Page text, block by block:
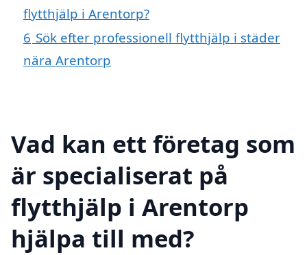
flytthjälp i Arentorp?
6 Sök efter professionell flytthjälp i städer
nära Arentorp
Vad kan ett företag som
är specialiserat på
flytthjälp i Arentorp
hjälpa till med?